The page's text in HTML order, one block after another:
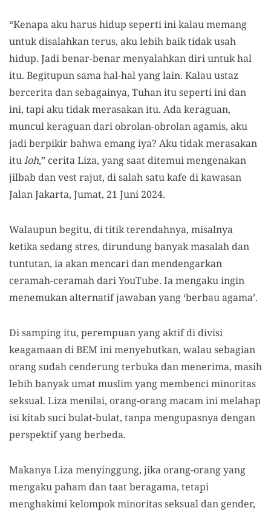
“Kenapa aku harus hidup seperti ini kalau memang
untuk disalahkan terus, aku lebih baik tidak usah
hidup. Jadi benar-benar menyalahkan diri untuk hal
itu. Begitupun sama hal-hal yang lain. Kalau ustaz
bercerita dan sebagainya, Tuhan itu seperti ini dan
ini, tapi aku tidak merasakan itu. Ada keraguan,
muncul keraguan dari obrolan-obrolan agamis, aku
jadi berpikir bahwa emang iya? Aku tidak merasakan
ituloh,” cerita Liza, yang saat ditemui mengenakan
jilbab dan vest rajut, di salah satu kafe di kawasan
Jalan Jakarta, Jumat, 21 Juni 2024.
Walaupun begitu, di titik terendahnya, misalnya
ketika sedang stres, dirundung banyak masalah dan
tuntutan, ia akan mencari dan mendengarkan
ceramah-ceramah dari YouTube. Ia mengaku ingin
menemukan alternatif jawaban yang ‘berbau agama’.
Di samping itu, perempuan yang aktif di divisi
keagamaan di BEM ini menyebutkan, walau sebagian
orang sudah cenderung terbuka dan menerima, masih
lebih banyak umat muslim yang membenci minoritas
seksual. Liza menilai, orang-orang macam ini melahap
isi kitab suci bulat-bulat, tanpa mengupasnya dengan
perspektif yang berbeda.
Makanya Liza menyinggung, jika orang-orang yang
mengaku paham dan taat beragama, tetapi
menghakimi kelompok minoritas seksual dan gender,